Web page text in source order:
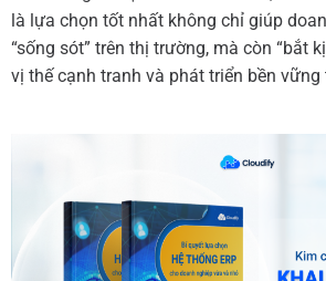
là lựa chọn tốt nhất không chỉ giúp
“sống sót” trên thị trường, mà còn “bắt
vị thế cạnh tranh và phát triển bền